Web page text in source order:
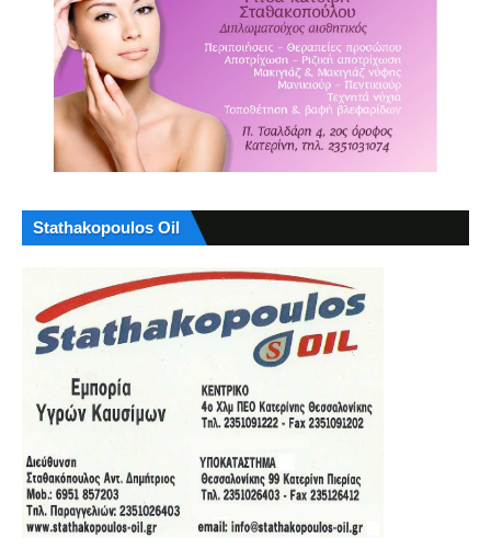
Stathakopoulos Oil